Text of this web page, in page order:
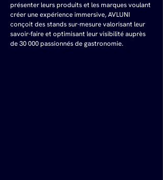
présenter leurs produits et les marques voulant
créer une expérience immersive, AVLUNI
conçoit des stands sur-mesure valorisant leur
savoir-faire et optimisant leur visibilité auprès
de 30 000 passionnés de gastronomie.